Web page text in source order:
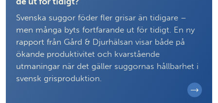
Svenska suggor föder fler grisar än tidigare –
men många byts fortfarande ut för tidigt. En ny
rapport från Gård & Djurhälsan visar både på
ökande produktivitet och kvarstående
utmaningar när det gäller suggornas hållbarhet i
svensk grisproduktion.